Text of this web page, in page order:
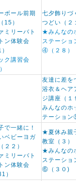
ボール前期
15）
ミリーバト
ン体験会
ク講習会
七夕飾りづ
つどい（２
★みんなの
ステーショ
④（２８）
友達に差を
浴衣＆ヘア
ジ講座（１
みんなのホ
テーショ
で一緒に！
ベビーヨガ
２２）
ミリーバト
ン体験会
）
★夏休み親
教室（３）
★みんなの
ステーショ
⑥（３０)